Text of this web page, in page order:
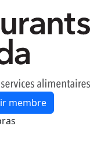
membre